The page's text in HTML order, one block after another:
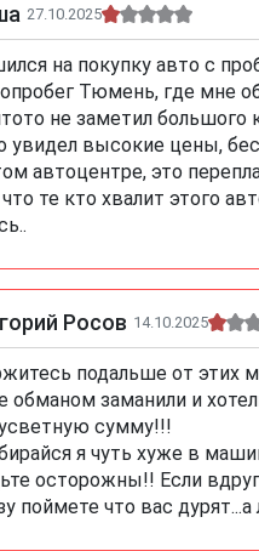
27.10.2025
на покупку авто с
Тюмень, где мне
не заметил большого
увидел высокие цены,
автоцентре, это
те кто хвалит этого
Росов 14.10.2025
подальше от этих
обманом заманили и
сумму!!!
я чуть хуже в
осторожны!! Если
поймете что вас